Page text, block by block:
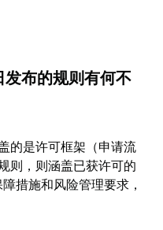
发布的规则有何不
的是许可框架（申请流
则，则涵盖已获许可的
措施和风险管理要求，